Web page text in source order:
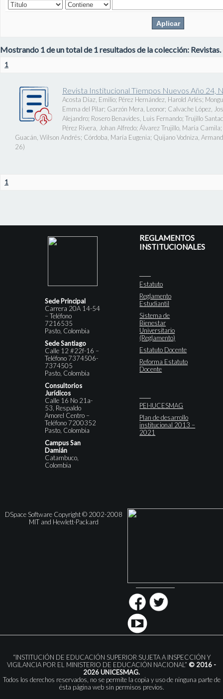
Mostrando 1 de un total de 1 resultados de la colección: Revistas.
1
Revista Institucional Tiempos Nuevos Año 24,
Acosta Díaz, Emilio; Pérez Hernández, Harold Arlés;
Emma del Pilar; Garzón Mera, Leonor; Calvache López,
Alejandro; Rosero Benavides, Luis Fernando; Trujillo
Pérez Rivera, Johan Alfredo; Álvarez Trujillo, María Camila;
Guacán, Wilson Andrés; Córdoba, María Eugenia; Quijano Vodniza,
26)
1
Sede Principal
Carrera 20A 14-54
– Teléfono
7216535
Pasto, Colombia
Sede Santiago
Calle 12 #22f-16 –
Teléfono 7374506-
7374505
Pasto, Colombia
Consultorios
Jurídicos
Calle 16 No 21a-
53, Respaldo
Amorel Centro –
Teléfono 7200352
Pasto, Colombia
Campus San
Damián
Catambuco,
Colombia
REGLAMENTOS
INSTITUCIONALES
Estatuto
Reglamento
Estudiantil
Sistema de
Bienestar
Universitario
(Reglamento)
Estatuto Docente
Reforma Estatuto
Docente
PEI-IUCESMAG
Plan de desarrollo
institucional 2013 –
2021
DSpace Software Copyright © 2002-2008
MIT and Hewlett-Packard
“INSTITUCIÓN DE EDUCACIÓN SUPERIOR SUJETA A INSPECCIÓN Y
VIGILANCIA POR EL MINISTERIO DE EDUCACIÓN NACIONAL” © 2016 -
2026 UNICESMAG.
Todos los derechos reservados, no se permite la copia y uso de ninguna parte de
ésta página web sin permisos previos.